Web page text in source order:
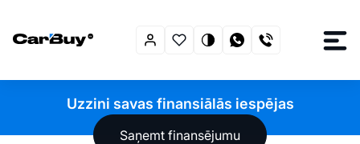
Uzzini savas finansiālās iespējas
Saņemt finansējumu